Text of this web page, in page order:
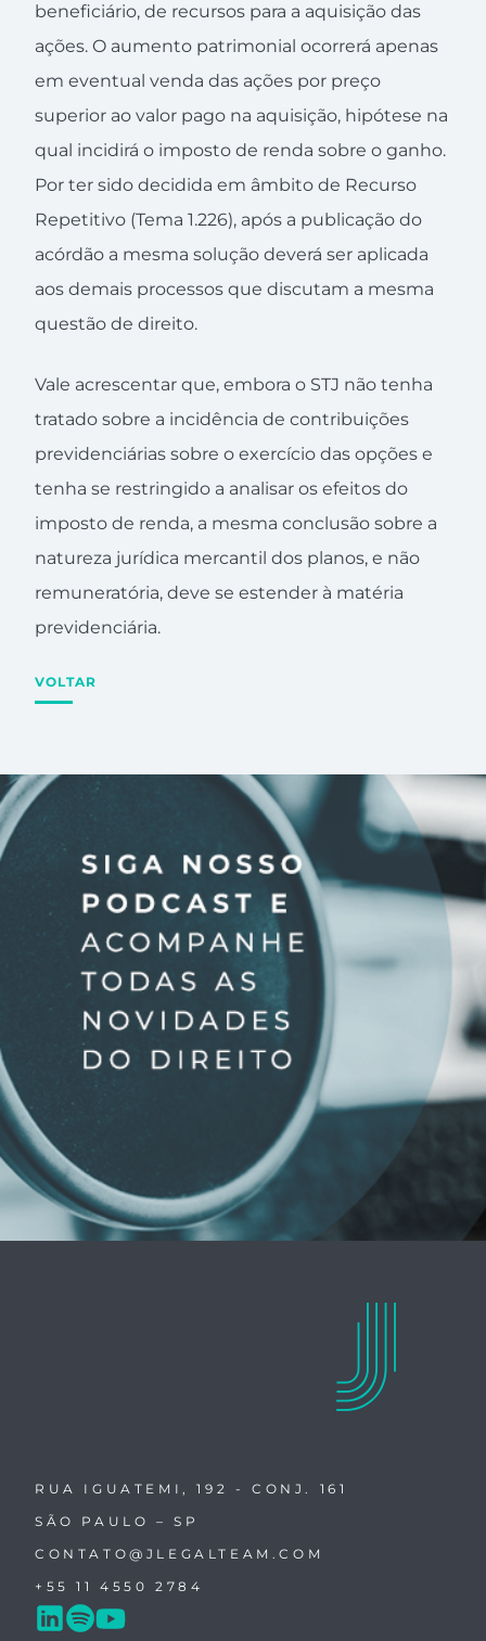
beneficiário, de recursos para a aquisição das
ações. O aumento patrimonial ocorrerá apenas
em eventual venda das ações por preço
superior ao valor pago na aquisição, hipótese na
qual incidirá o imposto de renda sobre o ganho.
Por ter sido decidida em âmbito de Recurso
Repetitivo (Tema 1.226), após a publicação do
acórdão a mesma solução deverá ser aplicada
aos demais processos que discutam a mesma
questão de direito.
Vale acrescentar que, embora o STJ não tenha
tratado sobre a incidência de contribuições
previdenciárias sobre o exercício das opções e
tenha se restringido a analisar os efeitos do
imposto de renda, a mesma conclusão sobre a
natureza jurídica mercantil dos planos, e não
remuneratória, deve se estender à matéria
previdenciária.
VOLTAR
RUA IGUATEMI, 192 - CONJ. 161
SÃO PAULO – SP
CONTATO@JLEGALTEAM.COM
+55 11 4550 2784